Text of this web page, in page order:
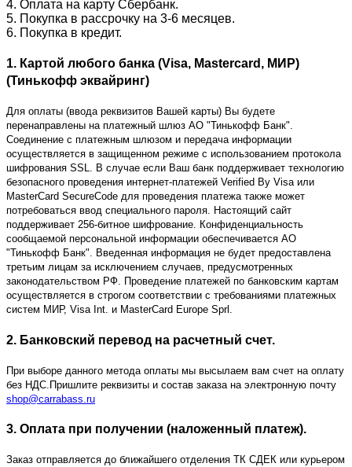
4. Оплата на карту Сбербанк.
5. Покупка в рассрочку на 3-6 месяцев.
6. Покупка в кредит.
1. Картой любого банка (Visa, Mastercard, МИР)
(Тинькофф эквайринг)
Для оплаты (ввода реквизитов Вашей карты) Вы будете
перенаправлены на платежный шлюз АО "Тинькофф Банк".
Соединение с платежным шлюзом и передача информации
осуществляется в защищенном режиме с использованием протокола
шифрования SSL. В случае если Ваш банк поддерживает технологию
безопасного проведения интернет-платежей Verified By Visa или
MasterCard SecureCode для проведения платежа также может
потребоваться ввод специального пароля. Настоящий сайт
поддерживает 256-битное шифрование. Конфиденциальность
сообщаемой персональной информации обеспечивается АО
"Тинькофф Банк". Введенная информация не будет предоставлена
третьим лицам за исключением случаев, предусмотренных
законодательством РФ. Проведение платежей по банковским картам
осуществляется в строгом соответствии с требованиями платежных
систем МИР, Visa Int. и MasterCard Europe Sprl.
2. Банковский перевод на расчетный счет.
При выборе данного метода оплаты мы высылаем вам счет на оплату
без НДС.Пришлите реквизиты и состав заказа на электронную почту
shop@carrabass.ru
3. Оплата при получении (наложенный платеж).
Заказ отправляется до ближайшего отделения ТК СДЕК или курьером